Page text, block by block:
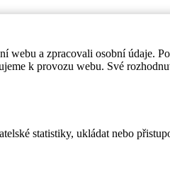
a zpracovali osobní údaje.
k provozu webu. Své
statistiky, ukládat nebo